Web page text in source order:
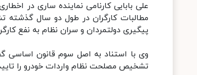
علی بابایی کارنامی نماینده ساری در
مطالبات کارگران در طول دو سال گذشته
پیگیری دولتمردان و سران نظام به نفع
وی با استناد به اصل سوم قانون اساسی
تشخیص مصلحت نظام واردات خودرو را